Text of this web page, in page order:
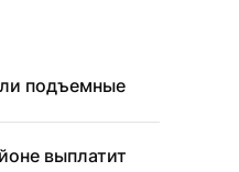
подъемные
выплатит